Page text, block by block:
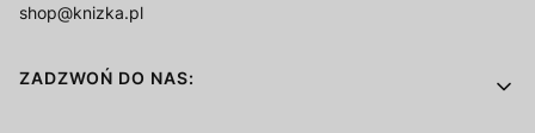
shop@knizka.pl
ZADZWOŃ DO NAS: